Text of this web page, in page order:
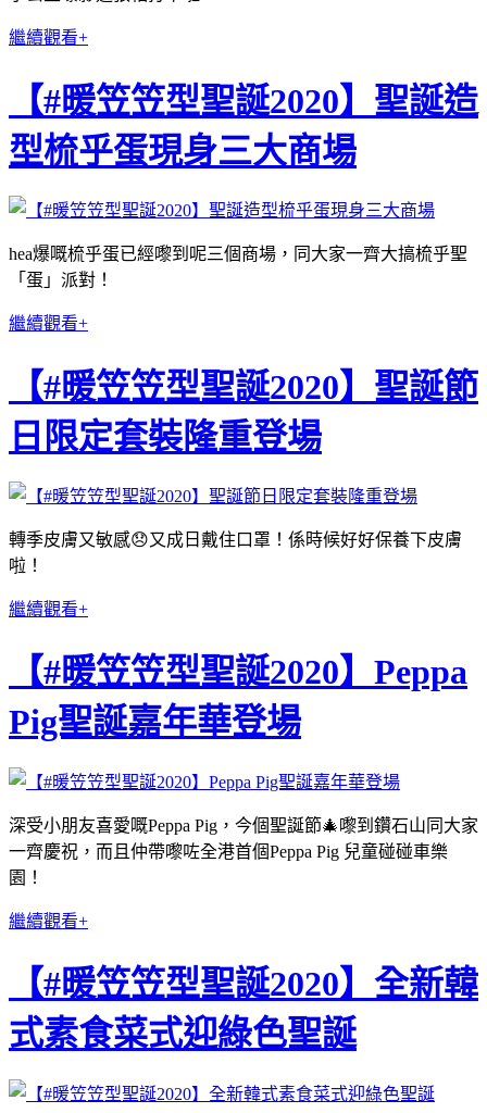
繼續觀看+
【#暖笠笠型聖誕2020】聖誕造
型梳乎蛋現身三大商場
hea爆嘅梳乎蛋已經嚟到呢三個商場，同大家一齊大搞梳乎聖
「蛋」派對！
繼續觀看+
【#暖笠笠型聖誕2020】聖誕節
日限定套裝隆重登場
轉季皮膚又敏感😞又成日戴住口罩！係時候好好保養下皮膚
啦！
繼續觀看+
【#暖笠笠型聖誕2020】Peppa
Pig聖誕嘉年華登場
深受小朋友喜愛嘅Peppa Pig，今個聖誕節🎄嚟到鑽石山同大家
一齊慶祝，而且仲帶嚟咗全港首個Peppa Pig 兒童碰碰車樂
園！
繼續觀看+
【#暖笠笠型聖誕2020】全新韓
式素食菜式迎綠色聖誕